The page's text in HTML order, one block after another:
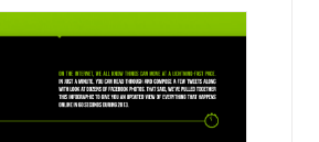
音
樂］
平
安